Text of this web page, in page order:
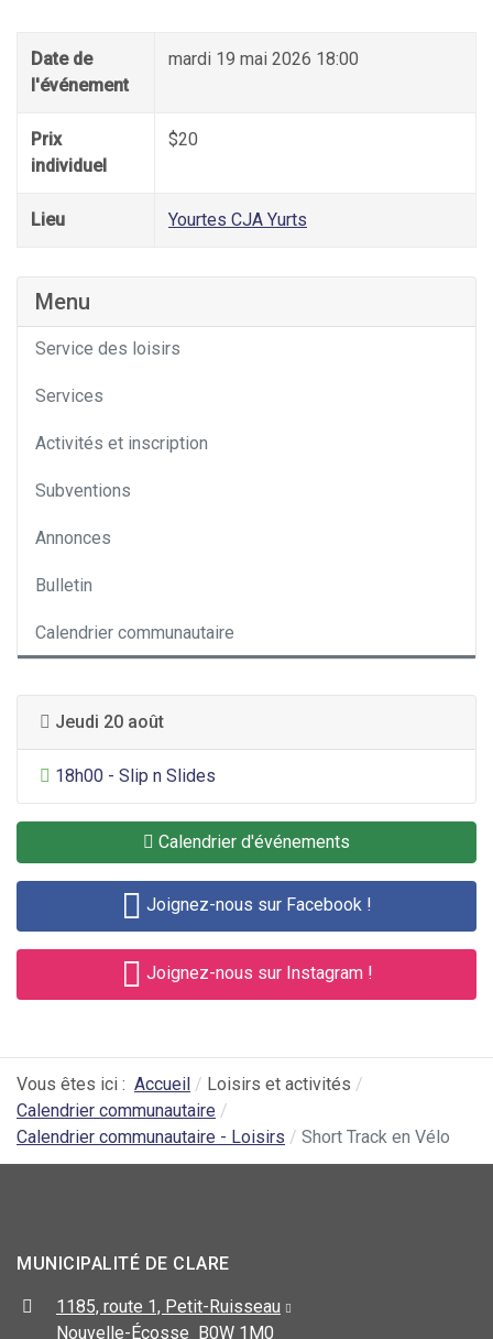
Date de
l'événement
mardi 19 mai 2026 18:00
Prix
individuel
$20
Lieu Yourtes CJA Yurts
Menu
Service des loisirs
Services
Activités et inscription
Subventions
Annonces
Bulletin
Calendrier communautaire
Jeudi 20 août
Divertissement général
18h00 - Slip n Slides
Calendrier d'événements
Joignez-nous sur Facebook !
Joignez-nous sur Instagram !
Vous êtes ici : Accueil
Loisirs et activités
Calendrier communautaire
Calendrier communautaire - Loisirs
Short Track en Vélo
MUNICIPALITÉ DE CLARE
1185, route 1, Petit-Ruisseau
Nouvelle-Écosse B0W 1M0